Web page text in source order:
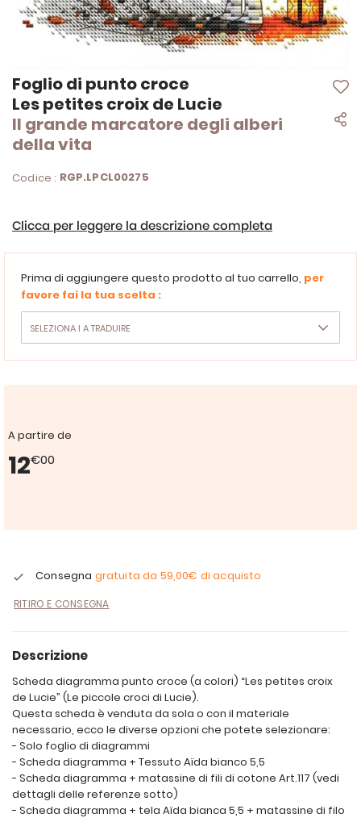
Foglio di punto croce
Les petites croix de Lucie
Il grande marcatore degli alberi
della vita
Codice : RGP.LPCL00275
Clicca per leggere la descrizione completa
Prima di aggiungere questo prodotto al tuo carrello, per
favore fai la tua scelta :
A partire de
12€00
Consegna gratuita da 59,00€ di acquisto
RITIRO E CONSEGNA
Vai
all'inizio
della
galleria
di
Descrizione
Scheda diagramma punto croce (a colori) “Les petites croix
de Lucie” (Le piccole croci di Lucie).
Questa scheda è venduta da sola o con il materiale
necessario, ecco le diverse opzioni che potete selezionare:
- Solo foglio di diagrammi
- Scheda diagramma + Tessuto Aïda bianco 5,5
- Scheda diagramma + matassine di fili di cotone Art.117 (vedi
dettagli delle referenze sotto)
- Scheda diagramma + tela Aïda bianca 5,5 + matassine di filo